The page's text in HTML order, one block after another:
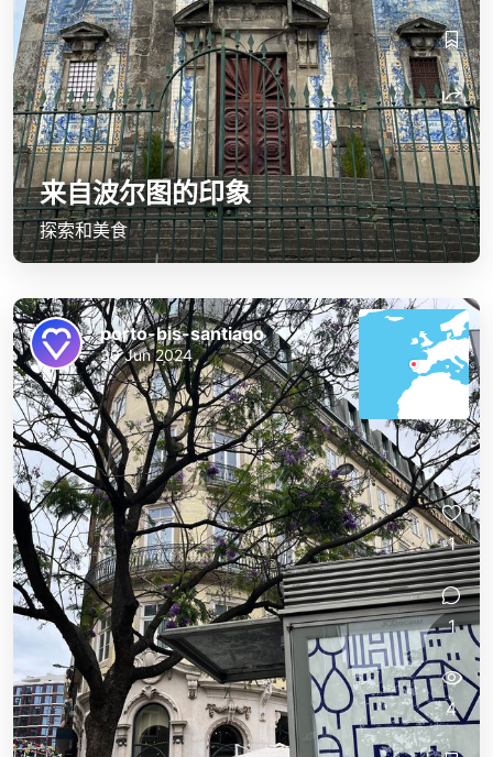
来自波尔图的印象
探索和美食
porto-bis-santiago
30 Jun 2024
1
1
4